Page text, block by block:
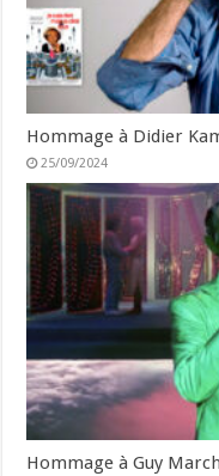
Hommage à Didier
25/09/2024
Hommage à Guy